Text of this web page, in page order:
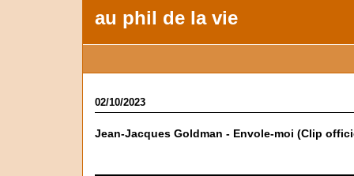
au phil de la vie
02/10/2023
Jean-Jacques Goldman - Envole-moi (Clip